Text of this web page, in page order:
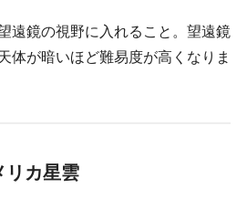
遠鏡の視野に入れること。望遠鏡
体が暗いほど難易度が高くなりま
リカ星雲